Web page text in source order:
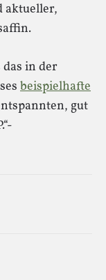
aktueller,
in der
beispielhafte
gut